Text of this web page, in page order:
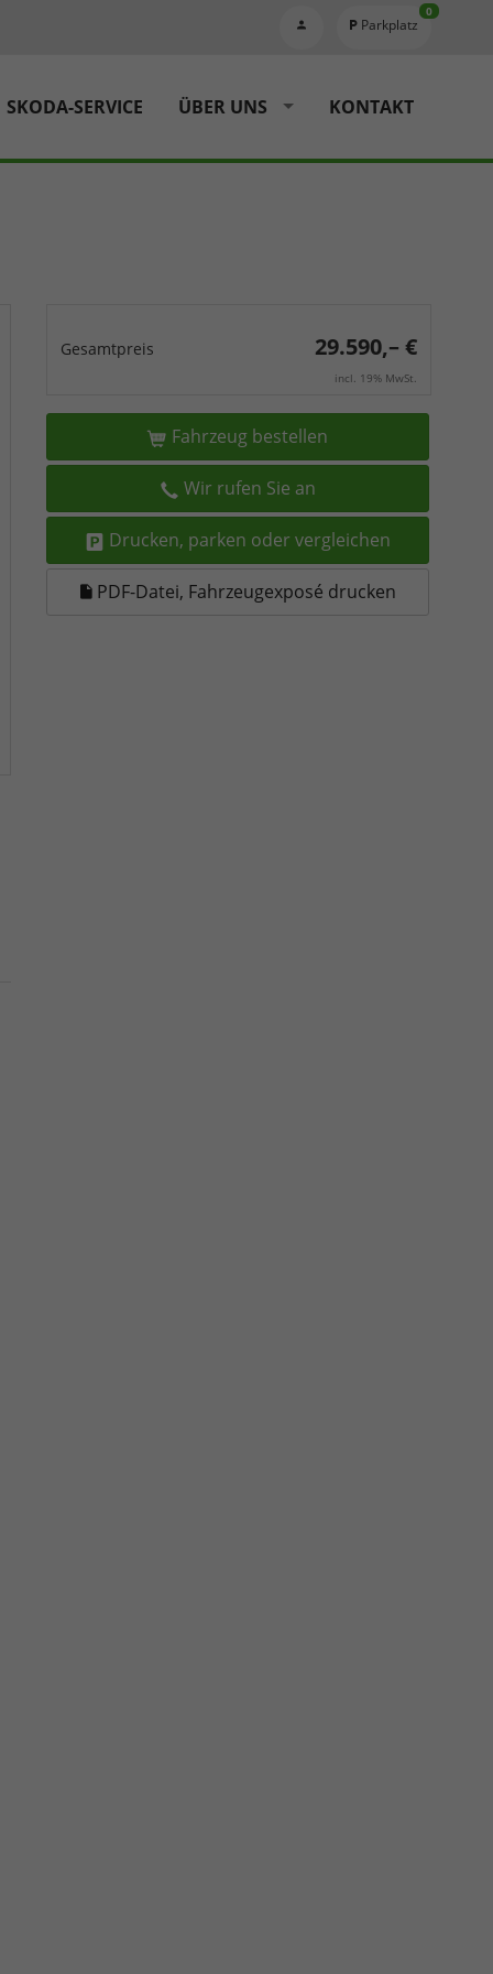
Parkplatz
0
SKODA-SERVICE ÜBER UNS KONTAKT
Gesamtpreis 29.590,– €
incl. 19% MwSt.
Fahrzeug bestellen
Wir rufen Sie an
Drucken, parken oder vergleichen
PDF-Datei, Fahrzeugexposé drucken